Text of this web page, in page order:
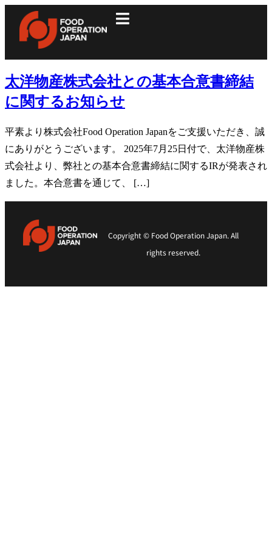
太洋物産株式会社との基本合意書締結
に関するお知らせ
平素より株式会社Food Operation Japanをご支援いただき、誠
にありがとうございます。 2025年7月25日付で、太洋物産株
式会社より、弊社との基本合意書締結に関するIRが発表され
ました。本合意書を通じて、 […]
Copyright © Food Operation Japan. All
rights reserved.